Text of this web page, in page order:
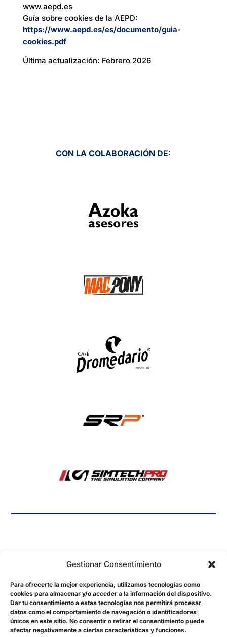
Gestionar Consentimiento
Para ofrecerte la mejor experiencia, utilizamos tecnologías como
cookies para almacenar y/o acceder a la información del dispositivo.
Dar tu consentimiento a estas tecnologías nos permitirá procesar
datos como el comportamiento de navegación o identificadores
únicos en este sitio. No consentir o retirar el consentimiento puede
afectar negativamente a ciertas características y funciones.
www.aepd.es
Guía sobre cookies de la AEPD:
https://www.aepd.es/es/documento/guia-
cookies.pdf
Última actualización: Febrero 2026
CON LA COLABORACIÓN DE:
hydrasimsports@gmail.com
©2026. Created byjordimorenodiaz.dev